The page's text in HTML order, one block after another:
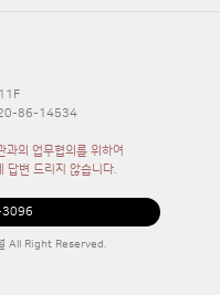
220-86-14534
과의 업무협의를 위하여
답변 드리지 않습니다.
All Right Reserved.